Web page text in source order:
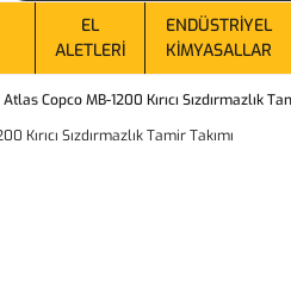
EL
ALETLERI
ENDÜSTRIYEL
KIMYASALLAR
Atlas Copco MB-1200 Kırıcı Sızdırmazlık